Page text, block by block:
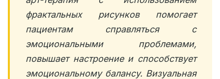
фрактальных рисунков помогает
пациентам справляться с
эмоциональными проблемами,
повышает настроение и способствует
эмоциональному балансу. Визуальная